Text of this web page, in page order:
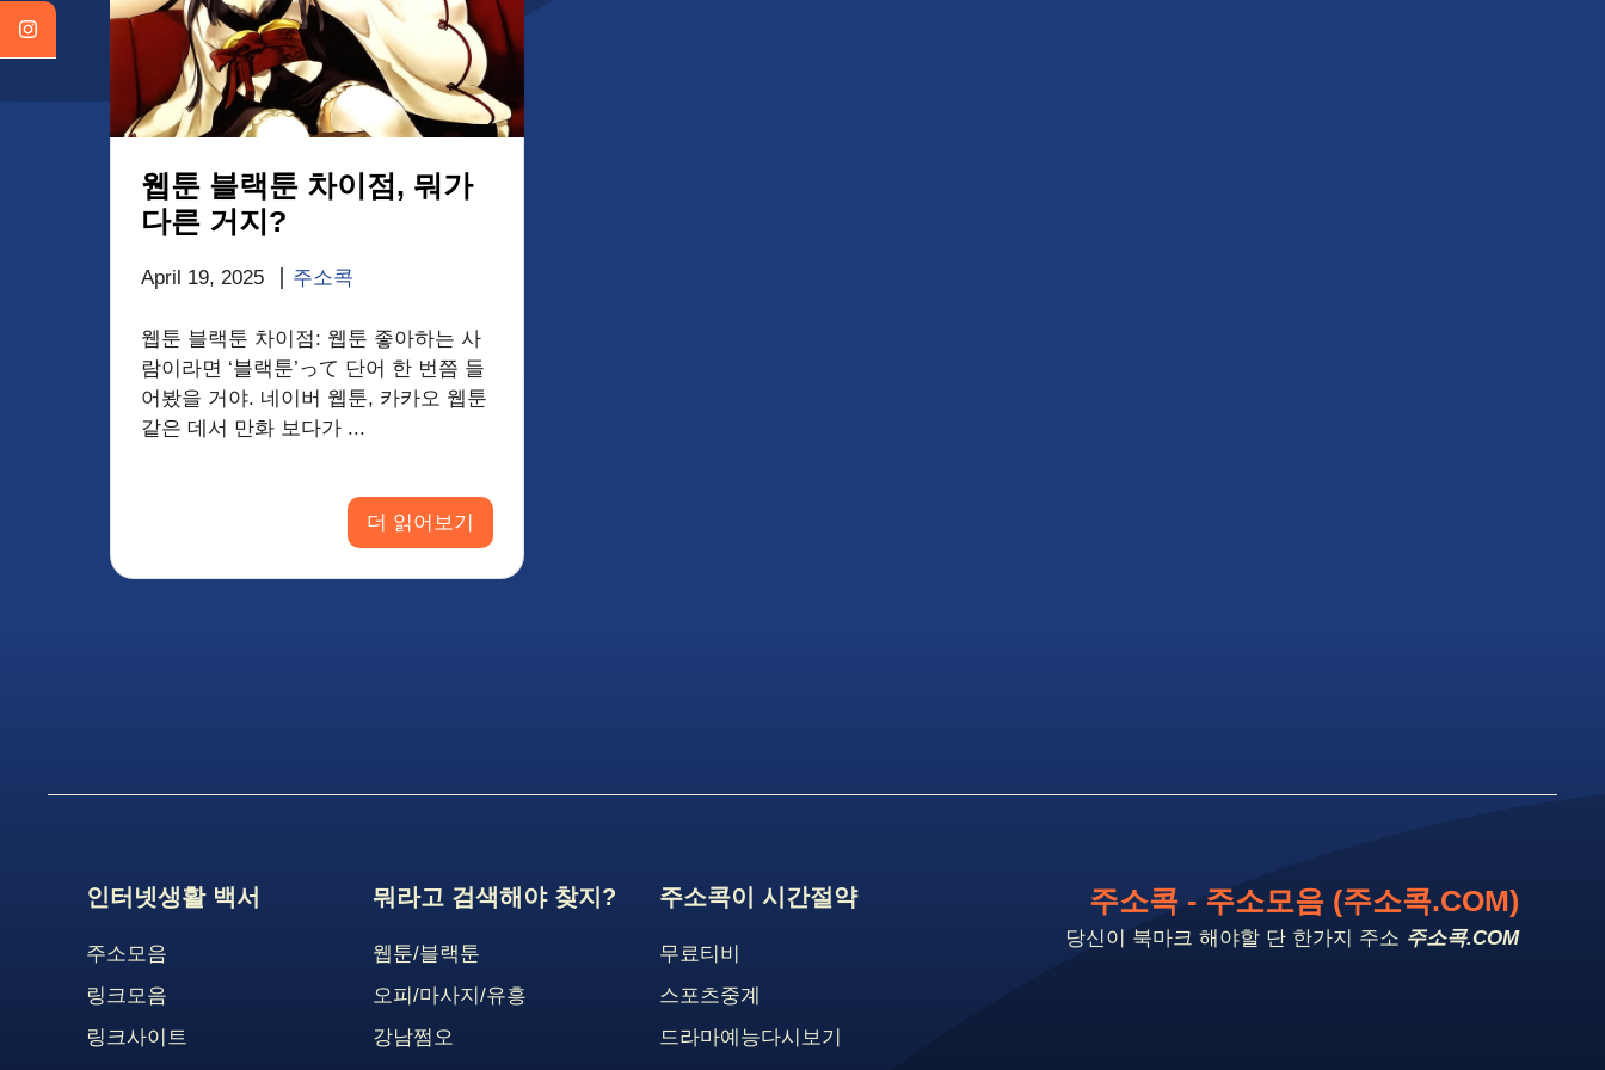
웹툰 블랙툰 차이점, 뭐가
다른 거지?
April 19, 2025 주소콕
웹툰 블랙툰 차이점: 웹툰 좋아하는 사
람이라면 ‘블랙툰’って 단어 한 번쯤 들
어봤을 거야. 네이버 웹툰, 카카오 웹툰
같은 데서 만화 보다가 ...
더 읽어보기
인터넷생활 백서
주소모음
링크모음
링크사이트
뭐라고 검색해야 찾지?
웹툰/블랙툰
오피/마사지/유흥
강남쩜오
주소콕이 시간절약
무료티비
스포츠중계
드라마예능다시보기
주소콕 - 주소모음 (주소콕.COM)
당신이 북마크 해야할 단 한가지 주소 주소콕.COM